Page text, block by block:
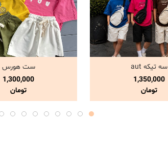
مشاهده و خرید
سه تیکه aut
1,350,000
تومان
مشاهده و خرید
ست هورس
1,300,000
تومان